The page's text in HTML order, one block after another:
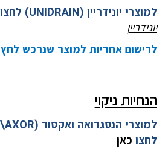
למוצרי יונידריין (UNIDRAIN) לחצו:
יונידריין
לרישום אחריות למוצר שנרכש לחץ
הנחיות ניקוי
לחצו כאן